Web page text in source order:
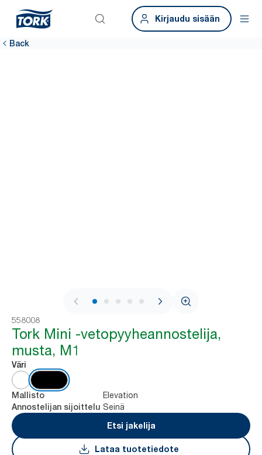
Kirjaudu sisään
Back
1 / 8
558008
Tork Mini -vetopyyheannostelija,
musta, M1
Väri
Mallisto Elevation
Annostelijan sijoittelu Seinä
Etsi jakelija
Lataa tuotetiedote